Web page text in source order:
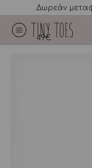
Δωρεάν
49€